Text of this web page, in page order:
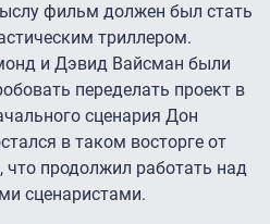
фильм должен был стать
триллером.
и Дэвид Вайсман были
переделать проект в
сценария Дон
в таком восторге от
что продолжил работать над
сценаристами.